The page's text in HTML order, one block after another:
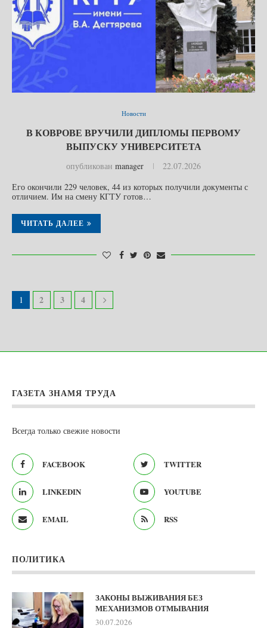
Новости
В КОВРОВЕ ВРУЧИЛИ ДИПЛОМЫ ПЕРВОМУ
ВЫПУСКУ УНИВЕРСИТЕТА
опубликован manager
22.07.2026
Его окончили 229 человек, 44 из которых получили документы с
отличием. Им на смену КГТУ готов…
ЧИТАТЬ ДАЛЕЕ
1 2 3 4
ГАЗЕТА ЗНАМЯ ТРУДА
Всегда только свежие новости
FACEBOOK TWITTER
LINKEDIN YOUTUBE
EMAIL RSS
ПОЛИТИКА
ЗАКОНЫ ВЫЖИВАНИЯ БЕЗ
МЕХАНИЗМОВ ОТМЫВАНИЯ
30.07.2026